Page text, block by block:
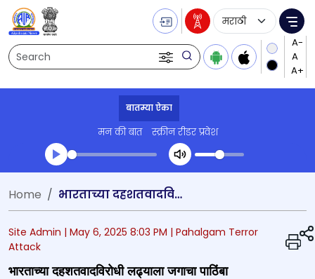
Search
Language
बातम्या ऐका
मन की बात स्क्रीन रीडर प्रवेश
Transcript summary
प्ले ऑडिओ
Home भारताच्या दहशतवादविरोधी लढ्याला जगाचा पाठिंबा
Site Admin | May 6, 2025 8:03 PM | Pahalgam Terror
Attack
भारताच्या दहशतवादविरोधी लढ्याला जगाचा पाठिंबा